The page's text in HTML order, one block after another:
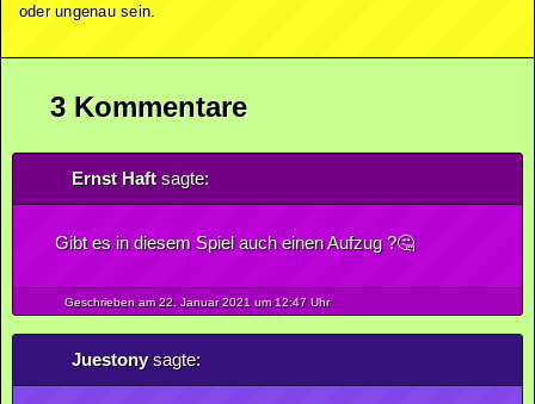
oder ungenau sein.
3 Kommentare
Ernst Haftsagte:
Gibt es in diesem Spiel auch einen Aufzug ?🤔
Geschrieben am 22. Januar2021 um 12:47 Uhr
Juestonysagte: